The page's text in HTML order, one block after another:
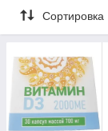
Сортировка